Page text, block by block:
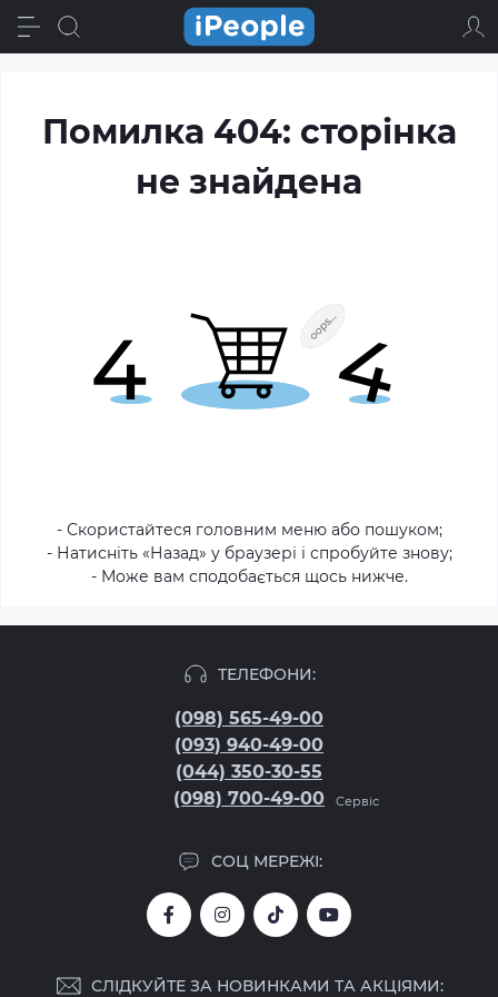
Помилка 404: сторінка
не знайдена
- Скористайтеся головним меню або пошуком;
- Натисніть «Назад» у браузері і спробуйте знову;
- Може вам сподобається щось нижче.
ТЕЛЕФОНИ:
(098) 565-49-00
(093) 940-49-00
(044) 350-30-55
(098) 700-49-00
Сервіс
СОЦ МЕРЕЖІ:
СЛІДКУЙТЕ ЗА НОВИНКАМИ ТА АКЦІЯМИ: